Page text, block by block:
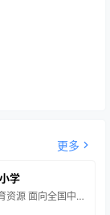
更多
学
资源 面向全国中小